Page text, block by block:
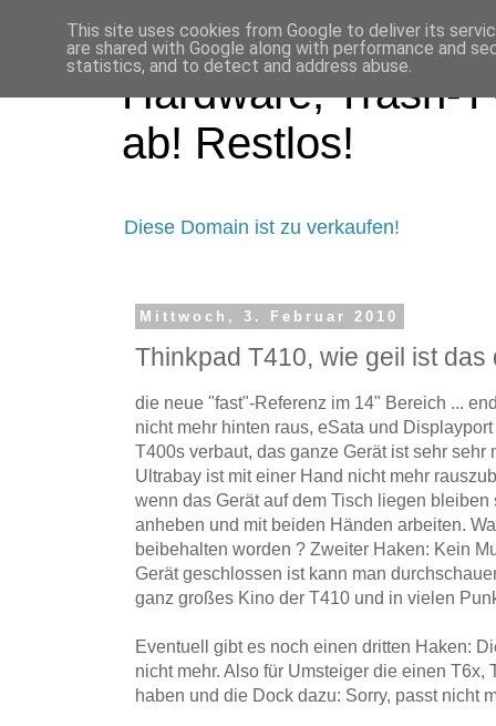
Hardware, Trash-
ab! Restlos!
Diese Domain ist zu verkaufen!
Mittwoch, 3. Februar 2010
Thinkpad T410, wie geil ist das
die neue "fast"-Referenz im 14" Bereich ...
nicht mehr hinten raus, eSata und
T400s verbaut, das ganze Gerät ist sehr sehr
Ultrabay ist mit einer Hand nicht mehr
wenn das Gerät auf dem Tisch liegen
anheben und mit beiden Händen arbeiten.
beibehalten worden ? Zweiter Haken: Kein
Gerät geschlossen ist kann man
ganz großes Kino der T410 und in vielen
Eventuell gibt es noch einen dritten Haken:
nicht mehr. Also für Umsteiger die einen T6x,
haben und die Dock dazu: Sorry, passt nicht
This site uses cookies from Google to deliver its
are shared with Google along with performance and
statistics, and to detect and address abuse.